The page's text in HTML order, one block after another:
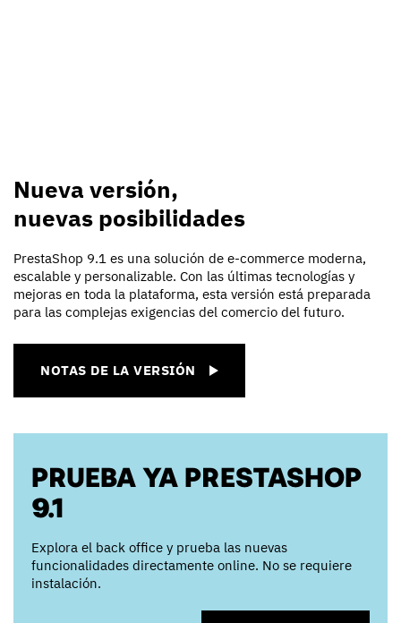
Nueva versión,
nuevas posibilidades
PrestaShop 9.1 es una solución de e-commerce moderna,
escalable y personalizable. Con las últimas tecnologías y
mejoras en toda la plataforma, esta versión está preparada
para las complejas exigencias del comercio del futuro.
NOTAS DE LA VERSIÓN
PRUEBA YA PRESTASHOP
9.1
Explora el back office y prueba las nuevas
funcionalidades directamente online. No se requiere
instalación.